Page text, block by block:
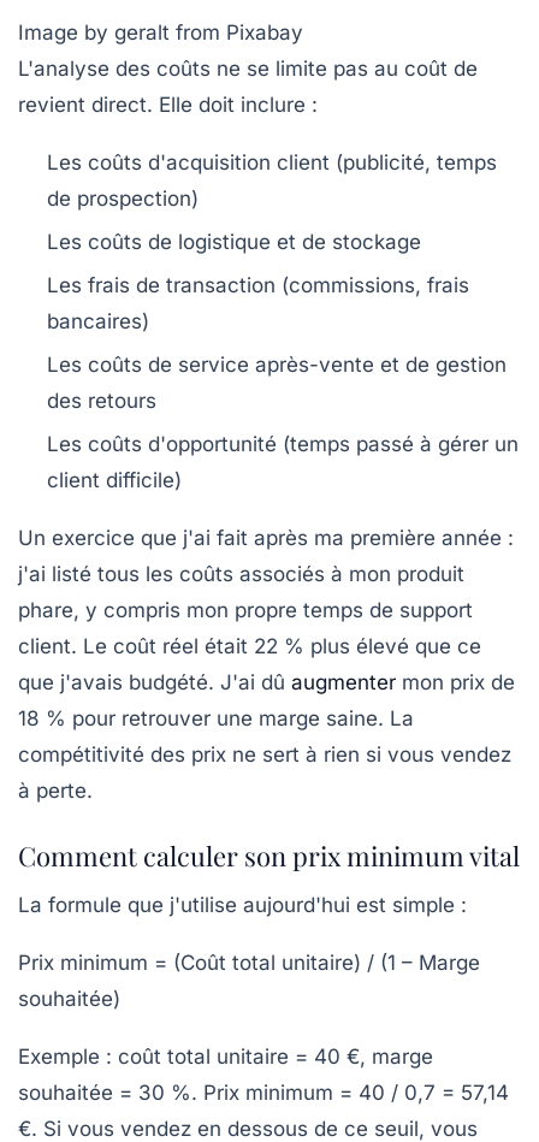
Image by geralt from Pixabay
L'analyse des coûts ne se limite pas au coût de
revient direct. Elle doit inclure :
Les coûts d'acquisition client (publicité, temps
de prospection)
Les coûts de logistique et de stockage
Les frais de transaction (commissions, frais
bancaires)
Les coûts de service après-vente et de gestion
des retours
Les coûts d'opportunité (temps passé à gérer un
client difficile)
Un exercice que j'ai fait après ma première année :
j'ai listé tous les coûts associés à mon produit
phare, y compris mon propre temps de support
client. Le coût réel était 22 % plus élevé que ce
que j'avais budgété. J'ai dû augmenter mon prix de
18 % pour retrouver une marge saine. La
compétitivité des prix ne sert à rien si vous vendez
à perte.
Comment calculer son prix minimum vital
La formule que j'utilise aujourd'hui est simple :
Prix minimum = (Coût total unitaire) / (1 – Marge
souhaitée)
Exemple : coût total unitaire = 40 €, marge
souhaitée = 30 %. Prix minimum = 40 / 0,7 = 57,14
€. Si vous vendez en dessous de ce seuil, vous